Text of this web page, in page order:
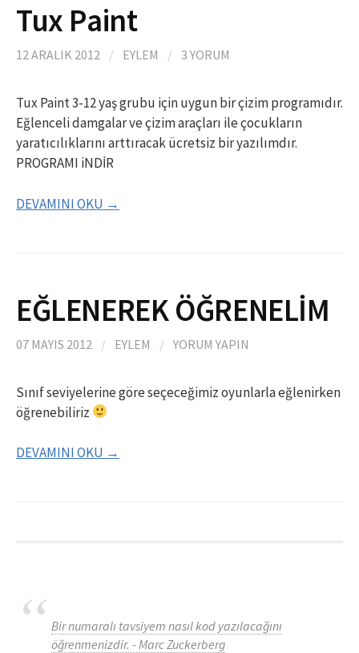
Tux Paint
12 ARALIK 2012 / EYLEM / 3 YORUM
Tux Paint 3-12 yaş grubu için uygun bir çizim programıdır.
Eğlenceli damgalar ve çizim araçları ile çocukların
yaratıcılıklarını arttıracak ücretsiz bir yazılımdır.
PROGRAMI iNDİR
DEVAMINI OKU →
EĞLENEREK ÖĞRENELİM
07 MAYIS 2012 / EYLEM / YORUM YAPIN
Sınıf seviyelerine göre seçeceğimiz oyunlarla eğlenirken
öğrenebiliriz
DEVAMINI OKU →
Bir numaralı tavsiyem nasıl kod yazılacağını
öğrenmenizdir. - Marc Zuckerberg